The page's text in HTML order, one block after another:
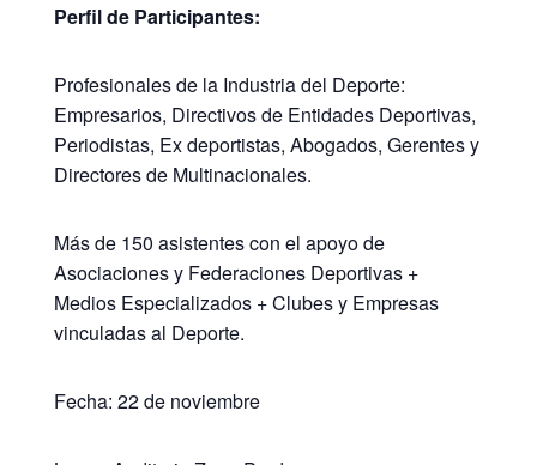
Perfil de Participantes:
Profesionales de la Industria del Deporte:
Empresarios, Directivos de Entidades Deportivas,
Periodistas, Ex deportistas, Abogados, Gerentes y
Directores de Multinacionales.
Más de 150 asistentes con el apoyo de
Asociaciones y Federaciones Deportivas +
Medios Especializados + Clubes y Empresas
vinculadas al Deporte.
Fecha: 22 de noviembre